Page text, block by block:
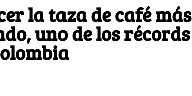
la taza de café más
uno de los récords